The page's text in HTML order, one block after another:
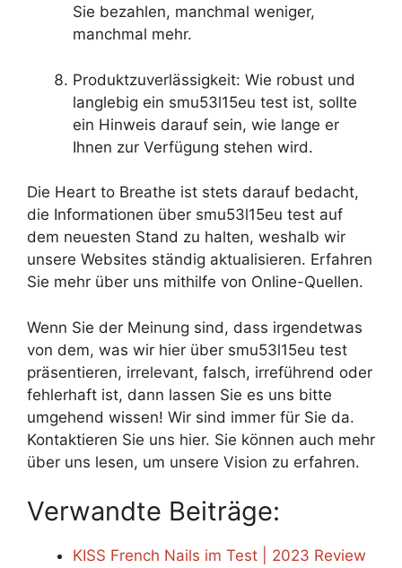
Sie bezahlen, manchmal weniger,
manchmal mehr.
Produktzuverlässigkeit: Wie robust und
langlebig ein smu53l15eu test ist, sollte
ein Hinweis darauf sein, wie lange er
Ihnen zur Verfügung stehen wird.
Die Heart to Breathe ist stets darauf bedacht,
die Informationen über smu53l15eu test auf
dem neuesten Stand zu halten, weshalb wir
unsere Websites ständig aktualisieren. Erfahren
Sie mehr über uns mithilfe von Online-Quellen.
Wenn Sie der Meinung sind, dass irgendetwas
von dem, was wir hier über smu53l15eu test
präsentieren, irrelevant, falsch, irreführend oder
fehlerhaft ist, dann lassen Sie es uns bitte
umgehend wissen! Wir sind immer für Sie da.
Kontaktieren Sie uns hier. Sie können auch mehr
über uns lesen, um unsere Vision zu erfahren.
Verwandte Beiträge:
KISS French Nails im Test | 2023 Review